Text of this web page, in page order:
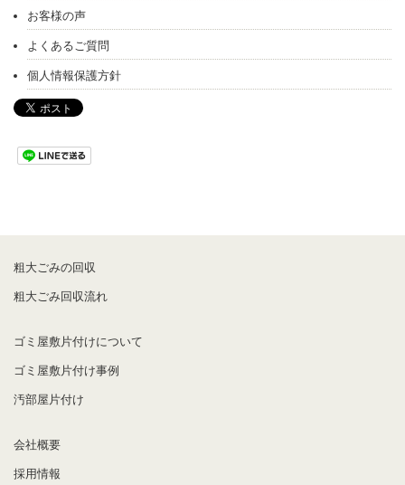
お客様の声
よくあるご質問
個人情報保護方針
粗大ごみの回収
粗大ごみ回収流れ
ゴミ屋敷片付けについて
ゴミ屋敷片付け事例
汚部屋片付け
会社概要
採用情報